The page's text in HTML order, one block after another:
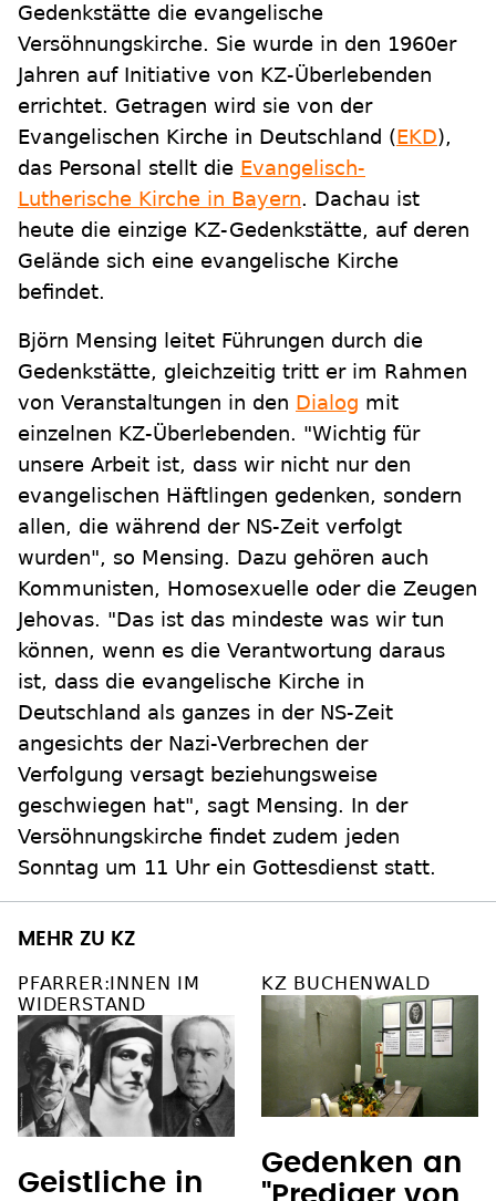
Gedenkstätte die evangelische
Versöhnungskirche. Sie wurde in den 1960er
Jahren auf Initiative von KZ-Überlebenden
errichtet. Getragen wird sie von der
Evangelischen Kirche in Deutschland (EKD),
das Personal stellt die Evangelisch-
Lutherische Kirche in Bayern. Dachau ist
heute die einzige KZ-Gedenkstätte, auf deren
Gelände sich eine evangelische Kirche
befindet.
Björn Mensing leitet Führungen durch die
Gedenkstätte, gleichzeitig tritt er im Rahmen
von Veranstaltungen in den Dialog mit
einzelnen KZ-Überlebenden. "Wichtig für
unsere Arbeit ist, dass wir nicht nur den
evangelischen Häftlingen gedenken, sondern
allen, die während der NS-Zeit verfolgt
wurden", so Mensing. Dazu gehören auch
Kommunisten, Homosexuelle oder die Zeugen
Jehovas. "Das ist das mindeste was wir tun
können, wenn es die Verantwortung daraus
ist, dass die evangelische Kirche in
Deutschland als ganzes in der NS-Zeit
angesichts der Nazi-Verbrechen der
Verfolgung versagt beziehungsweise
geschwiegen hat", sagt Mensing. In der
Versöhnungskirche findet zudem jeden
Sonntag um 11 Uhr ein Gottesdienst statt.
MEHR ZU KZ
PFARRER:INNEN IM
WIDERSTAND
Geistliche in
KZ BUCHENWALD
Gedenken an